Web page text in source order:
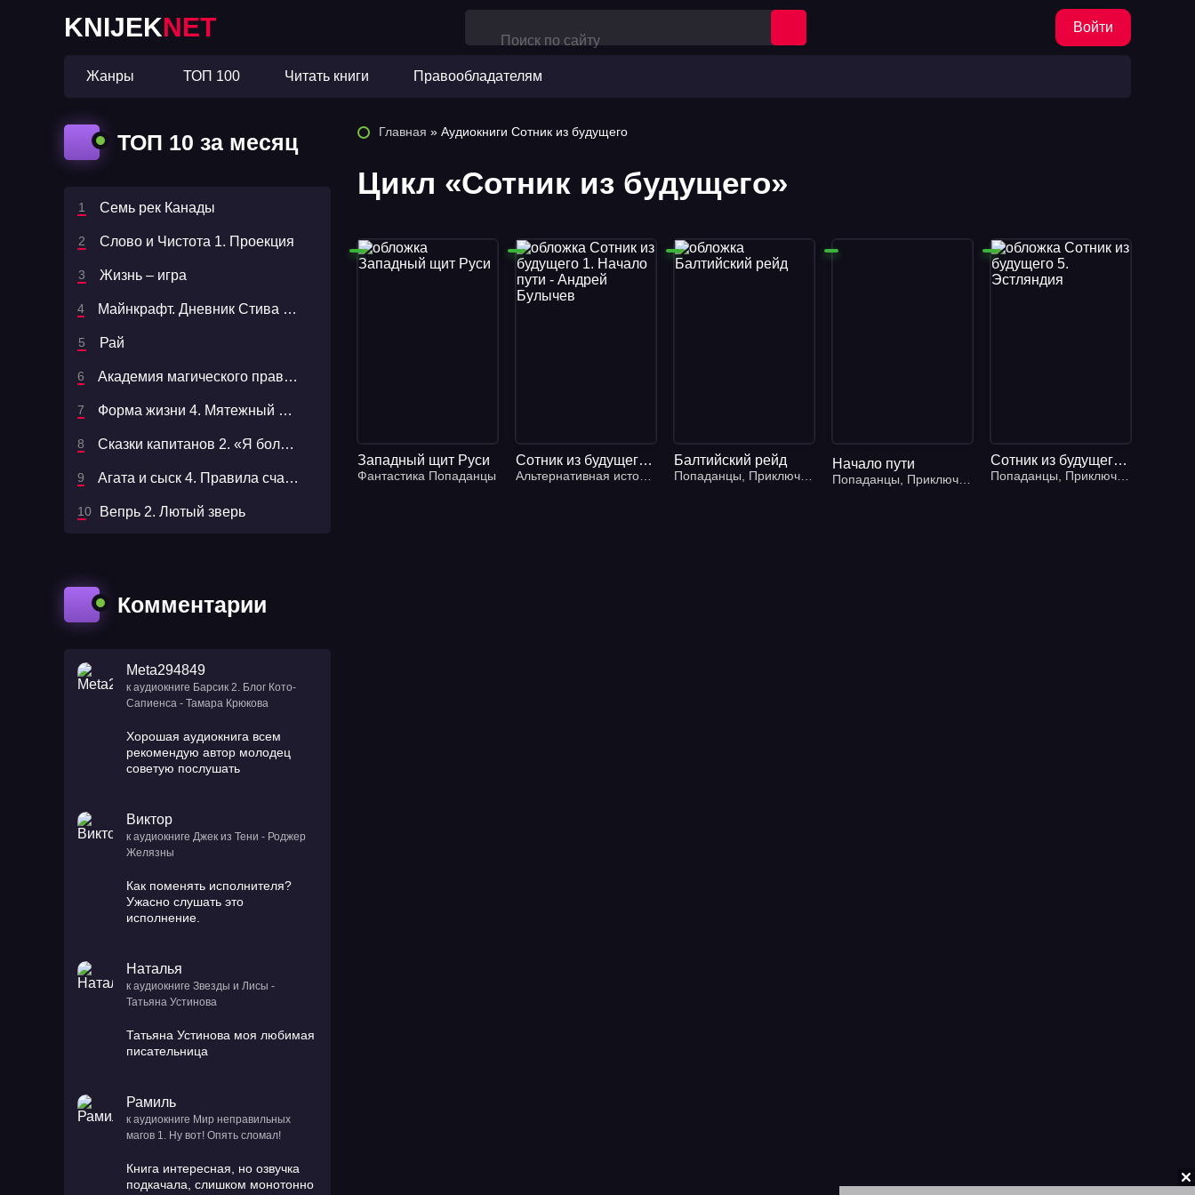
KNIJEKNET Войти
Жанры ТОП 100 Читать книги Правообладателям
ТОП 10 за месяц
Семь рек Канады
Слово и Чистота 1. Проекция
Жизнь – игра
Майнкрафт. Дневник Стива 1. Дневник Стива, застрявшего в Minecraft - Minecraft Family
Рай
Академия магического права. Брюнетка в осаде
Форма жизни 4. Мятежный Процион - Андрей Ливадный
Сказки капитанов 2. «Я больше не буду» или пистолет капитана Сундуккера - Владислав Крапивин
Агата и сыск 4. Правила счастливой свадьбы - Антон Чиж
Вепрь 2. Лютый зверь
Комментарии
Meta294849
к аудиокниге Барсик 2. Блог Кото-
Сапиенса - Тамара Крюкова
Хорошая аудиокнига всем
рекомендую автор молодец
советую послушать
Виктор
к аудиокниге Джек из Тени - Роджер
Желязны
Как поменять исполнителя?
Ужасно слушать это
исполнение.
Наталья
к аудиокниге Звезды и Лисы -
Татьяна Устинова
Татьяна Устинова моя любимая
писательница
Рамиль
к аудиокниге Мир неправильных
магов 1. Ну вот! Опять сломал!
Книга интересная, но озвучка
подкачала, слишком монотонно
Главная » Аудиокниги Сотник из будущего
Цикл «Сотник из будущего»
Западный щит Руси
Фантастика Попаданцы
Сотник из будущего 1. Начало пути - Андрей Булычев
Фантастика, Историческая фантастика, Попаданцы
Балтийский рейд
Попаданцы Приключения ,Фэнтези
Начало пути
Попаданцы Приключения , Фэнтези
Сотник из будущего 5. Эстляндия
Попаданцы Приключения